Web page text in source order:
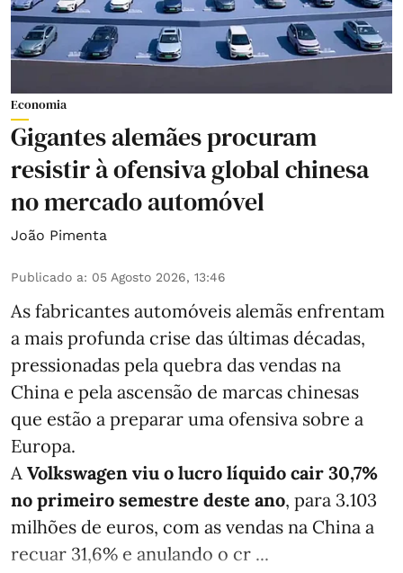
Economia
Gigantes alemães procuram
resistir à ofensiva global chinesa
no mercado automóvel
João Pimenta
Publicado a: 05 Agosto 2026, 13:46
As fabricantes automóveis alemãs enfrentam
a mais profunda crise das últimas décadas,
pressionadas pela quebra das vendas na
China e pela ascensão de marcas chinesas
que estão a preparar uma ofensiva sobre a
Europa.
A Volkswagen viu o lucro líquido cair 30,7%
no primeiro semestre deste ano, para 3.103
milhões de euros, com as vendas na China a
recuar 31,6% e anulando o cr ...